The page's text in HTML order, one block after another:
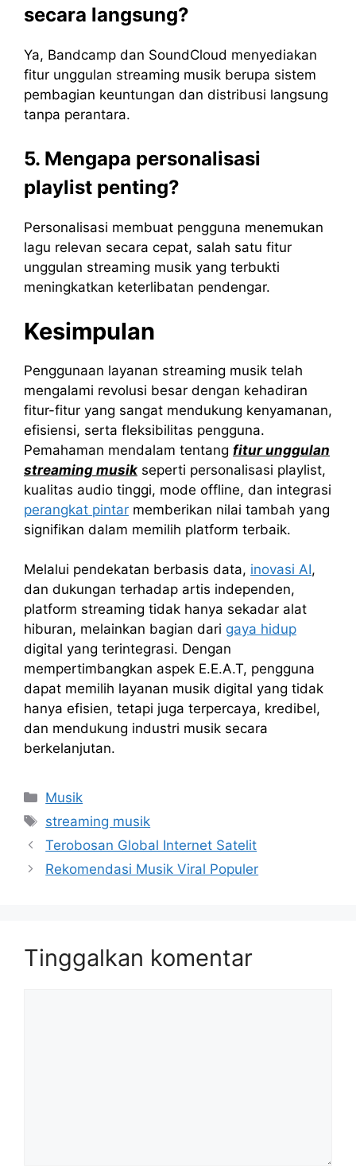
secara langsung?
Ya, Bandcamp dan SoundCloud menyediakan
fitur unggulan streaming musik berupa sistem
pembagian keuntungan dan distribusi langsung
tanpa perantara.
5. Mengapa personalisasi
playlist penting?
Personalisasi membuat pengguna menemukan
lagu relevan secara cepat, salah satu fitur
unggulan streaming musik yang terbukti
meningkatkan keterlibatan pendengar.
Kesimpulan
Penggunaan layanan streaming musik telah
mengalami revolusi besar dengan kehadiran
fitur-fitur yang sangat mendukung kenyamanan,
efisiensi, serta fleksibilitas pengguna.
Pemahaman mendalam tentang fitur unggulan
streaming musik seperti personalisasi playlist,
kualitas audio tinggi, mode offline, dan integrasi
perangkat pintar memberikan nilai tambah yang
signifikan dalam memilih platform terbaik.
Melalui pendekatan berbasis data, inovasi AI,
dan dukungan terhadap artis independen,
platform streaming tidak hanya sekadar alat
hiburan, melainkan bagian dari gaya hidup
digital yang terintegrasi. Dengan
mempertimbangkan aspek E.E.A.T, pengguna
dapat memilih layanan musik digital yang tidak
hanya efisien, tetapi juga terpercaya, kredibel,
dan mendukung industri musik secara
berkelanjutan.
Kategori
Musik
Tag
streaming musik
Terobosan Global Internet Satelit
Rekomendasi Musik Viral Populer
Tinggalkan komentar